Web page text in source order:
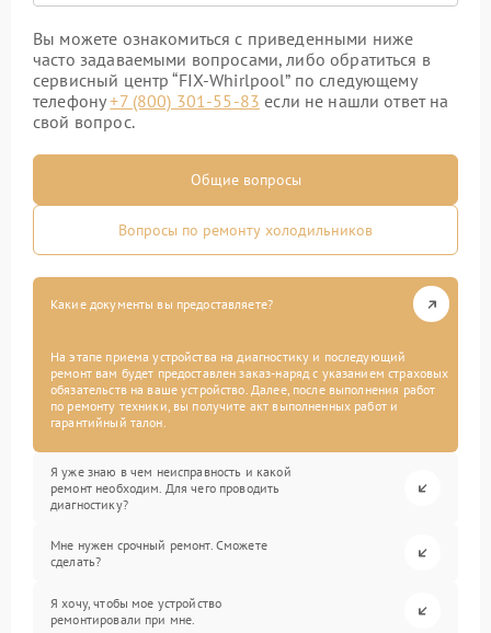
Вы можете ознакомиться с приведенными ниже
часто задаваемыми вопросами, либо обратиться в
сервисный центр “FIX-Whirlpool” по следующему
телефону+7 (800) 301-55-83 если не нашли ответ на
свой вопрос.
Общие вопросы
Вопросы по ремонту холодильников
Какие документы вы предоставляете?
На этапе приема устройства на диагностику и последующий
ремонт вам будет предоставлен заказ-наряд с указанием страховых
обязательств на ваше устройство. Далее, после выполнения работ
по ремонту техники, вы получите акт выполненных работ и
гарантийный талон.
Я уже знаю в чем неисправность и какой
ремонт необходим. Для чего проводить
диагностику?
Мне нужен срочный ремонт. Сможете
сделать?
Я хочу, чтобы мое устройство
ремонтировали при мне.